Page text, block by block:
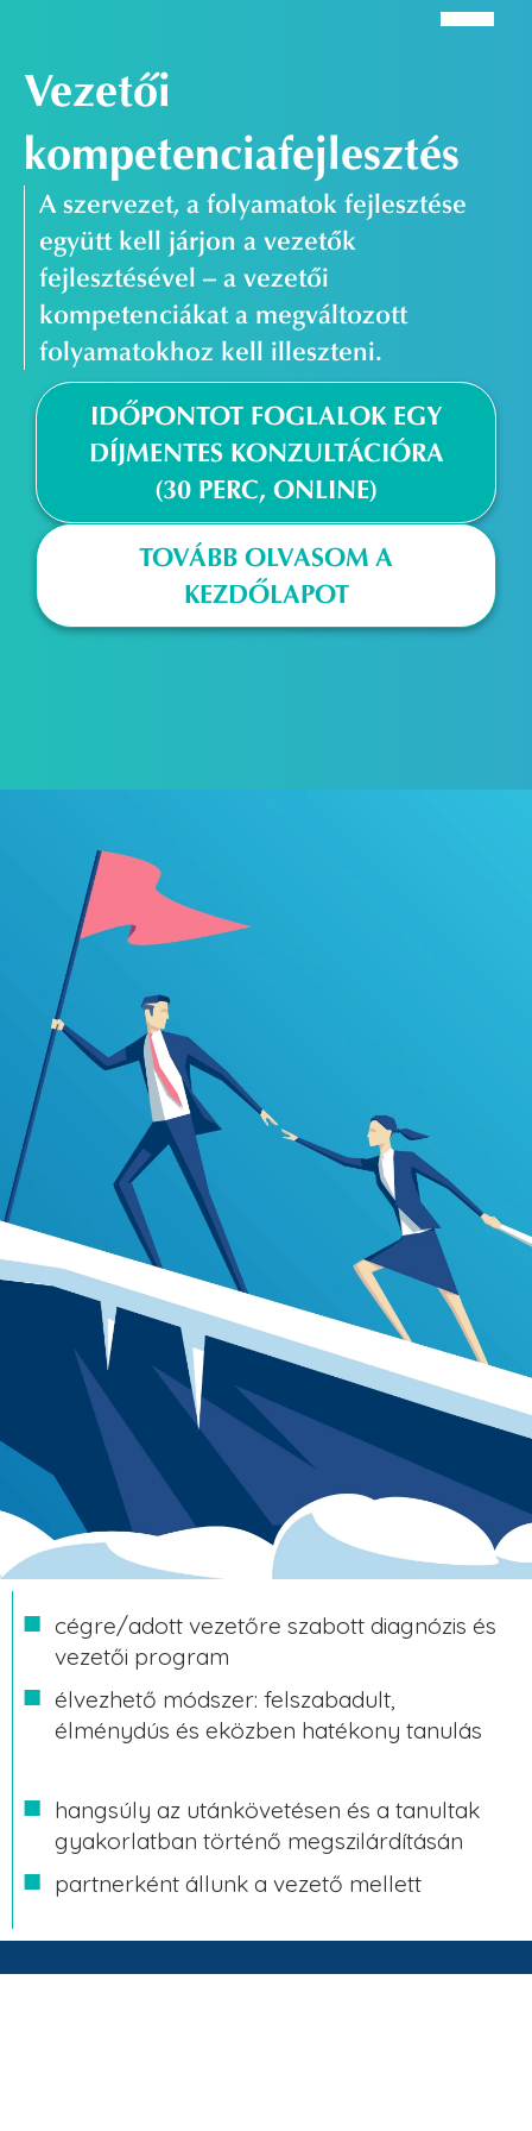
Vezetői
kompetenciafejlesztés
A szervezet, a folyamatok fejlesztése
együtt kell járjon a vezetők
fejlesztésével – a vezetői
kompetenciákat a megváltozott
folyamatokhoz kell illeszteni.
IDŐPONTOT FOGLALOK EGY
DÍJMENTES KONZULTÁCIÓRA
(30 PERC, ONLINE)
TOVÁBB OLVASOM A
KEZDŐLAPOT
cégre/adott vezetőre szabott diagnózis és
vezetői program
élvezhető módszer: felszabadult,
élménydús és eközben hatékony tanulás
hangsúly az utánkövetésen és a tanultak
gyakorlatban történő megszilárdításán
partnerként állunk a vezető mellett